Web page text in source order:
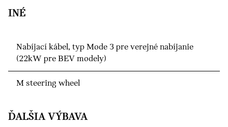
INÉ
Nabíjací kábel, typ Mode 3 pre verejné nabíjanie
(22kW pre BEV modely)
M steering wheel
ĎALŠIA VÝBAVA